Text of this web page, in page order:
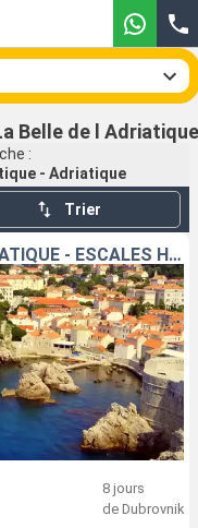
Belle de l Adriatique
:
- Adriatique
Trier
SPLENDEURS DU NORD DE L'ADRIATIQUE - ESCALES HISTORIQUES ET BEAUTÉS NATURELLES ENTRE CROATIE ET MONTÉNÉGRO (FORMULE PORT//PORT)
8 jours
de Dubrovnik